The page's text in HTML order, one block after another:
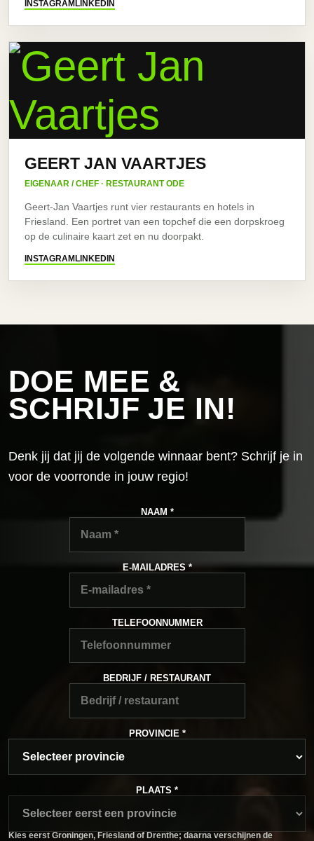
INSTAGRAM LINKEDIN
GEERT JAN VAARTJES
EIGENAAR / CHEF · RESTAURANT ODE
Geert-Jan Vaartjes runt vier restaurants en hotels in
Friesland. Een portret van een topchef die een dorpskroeg
op de culinaire kaart zet en nu doorpakt.
INSTAGRAM LINKEDIN
DOE MEE &
SCHRIJF JE IN!
Denk jij dat jij de volgende winnaar bent? Schrijf je in
voor de voorronde in jouw regio!
NAAM *
E-MAILADRES *
TELEFOONNUMMER
BEDRIJF / RESTAURANT
PROVINCIE *
PLAATS *
Kies eerst Groningen, Friesland of Drenthe; daarna verschijnen de